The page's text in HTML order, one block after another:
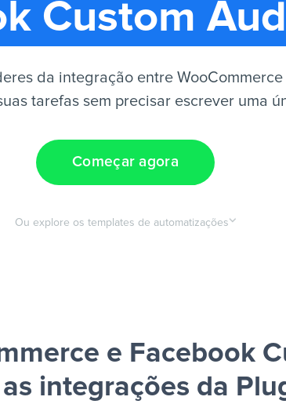
Custom
da integração entre
tarefas sem precisar escrever uma
Começar agora
Ou explore os templates de automatizações
e Facebook
integrações da